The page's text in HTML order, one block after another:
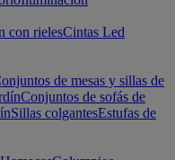
con rielesCintas Led
de mesas y sillas de
Conjuntos de sofás de
Sillas colgantesEstufas de